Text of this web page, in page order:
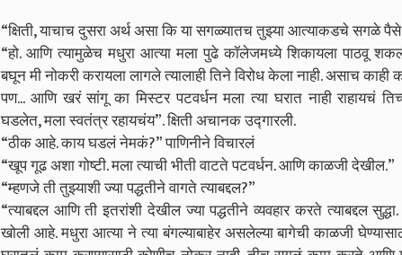
“क्षिती, याचाच दुसरा अर्थ असा कि या सगळ्यातच तुझ्या आत्याकडचे सगळे
“हो. आणि त्यामुळेच मधुरा आत्या मला पुढे कॉलेजमध्ये शिकायला पाठवू
बघून मी नोकरी करायला लागले त्यालाही तिने विरोध केला नाही. असाच काही
पण... आणि खरं सांगू का मिस्टर पटवर्धन मला त्या घरात नाही राहायचं
घडलेत, मला स्वतंत्र रहायचंय”. क्षिती अचानक उद्गारली.
“ठीक आहे. काय घडलं नेमकं?” पाणिनीने विचारलं
“खूप गूढ अशा गोष्टी. मला त्याची भीती वाटते पटवर्धन. आणि काळजी देखील.”
“म्हणजे ती तुझ्याशी ज्या पद्धतीने वागते त्याबद्दल?”
“त्याबद्दल आणि ती इतरांशी देखील ज्या पद्धतीने व्यवहार करते त्याबद्दल
खोली आहे. मधुरा आत्या ने त्या बंगल्याबाहेर असलेल्या बागेची काळजी